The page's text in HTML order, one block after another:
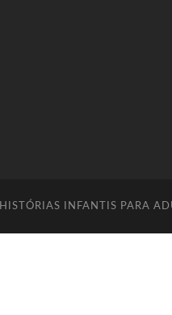
HISTÓRIAS INFANTIS PARA